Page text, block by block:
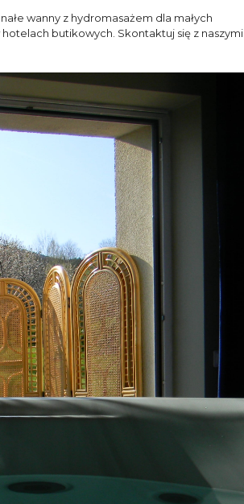
wanny z hydromasażem dla małych
butikowych. Skontaktuj się z naszymi